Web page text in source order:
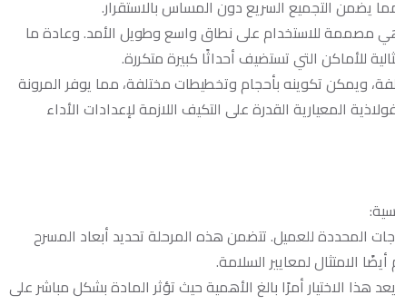
يضمن التجميع السريع دون المساس بالاستقرار.
مصممة للاستخدام على نطاق واسع وطويل الأمد. وعادة ما
للأماكن التي تستضيف أحداثًا كبيرة متكررة.
ويمكن تكوينه بأحجام وتخطيطات مختلفة، مما يوفر المرونة
المعيارية القدرة على التكيف اللازمة لإعدادات الأداء
المحددة للعميل. تتضمن هذه المرحلة تحديد أبعاد المسرح
الامتثال لمعايير السلامة.
هذا الاختيار أمرًا بالغ الأهمية حيث تؤثر المادة بشكل مباشر على